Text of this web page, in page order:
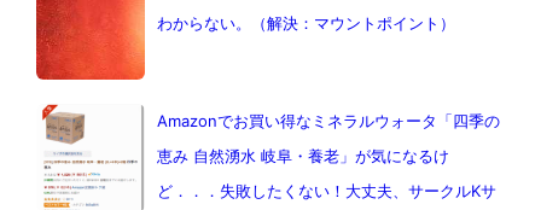
わからない。（解決：マウントポイント）
Amazonでお買い得なミネラルウォータ「四季の
恵み 自然湧水 岐阜・養老」が気になるけ
ど．．．失敗したくない！大丈夫、サークルKサ